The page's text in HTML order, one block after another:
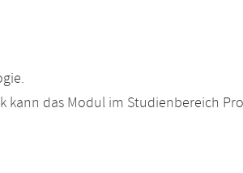
kann das Modul im Studienbereich